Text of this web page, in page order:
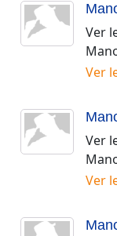
Ver
Ver
Ver
Ver